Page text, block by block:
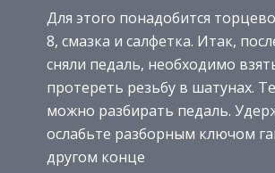
Для этого понадобится
8, смазка и салфетка. Итак,
сняли педаль, необходимо
протереть резьбу в шатунах.
можно разбирать педаль.
ослабьте разборным ключом
другом конце